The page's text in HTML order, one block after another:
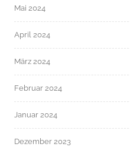
Mai 2024
April 2024
März 2024
Februar 2024
Januar 2024
Dezember 2023